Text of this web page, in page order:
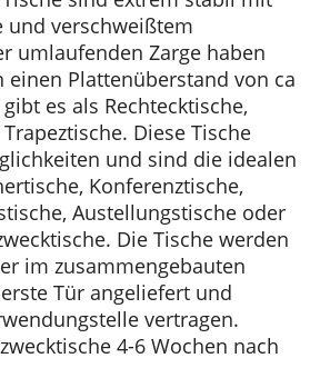
und verschweißtem
umlaufenden Zarge haben
einen Plattenüberstand von ca
es als Rechtecktische,
Diese Tische
und sind die idealen
Konferenztische,
Austellungstische oder
Die Tische werden
im zusammengebauten
Tür angeliefert und
vertragen.
4-6 Wochen nach